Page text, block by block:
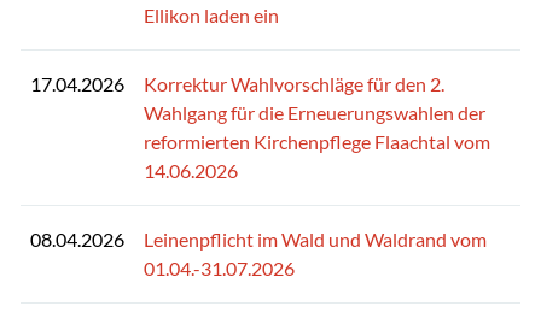
Ellikon laden ein
17.04.2026
Korrektur Wahlvorschläge für den 2.
Wahlgang für die Erneuerungswahlen der
reformierten Kirchenpflege Flaachtal vom
14.06.2026
08.04.2026
Leinenpflicht im Wald und Waldrand vom
01.04.-31.07.2026